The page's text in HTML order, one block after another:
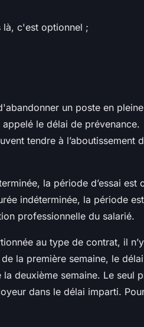
là, c'est optionnel ;
un poste en
le délai de
tendre à l’aboutissement
la période d’essai est
indéterminée, la période
professionnelle du salarié.
au type de contrat, il
la première semaine, le
deuxième semaine. Le seul
dans le délai imparti.